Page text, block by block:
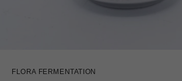
FLORA FERMENTATION